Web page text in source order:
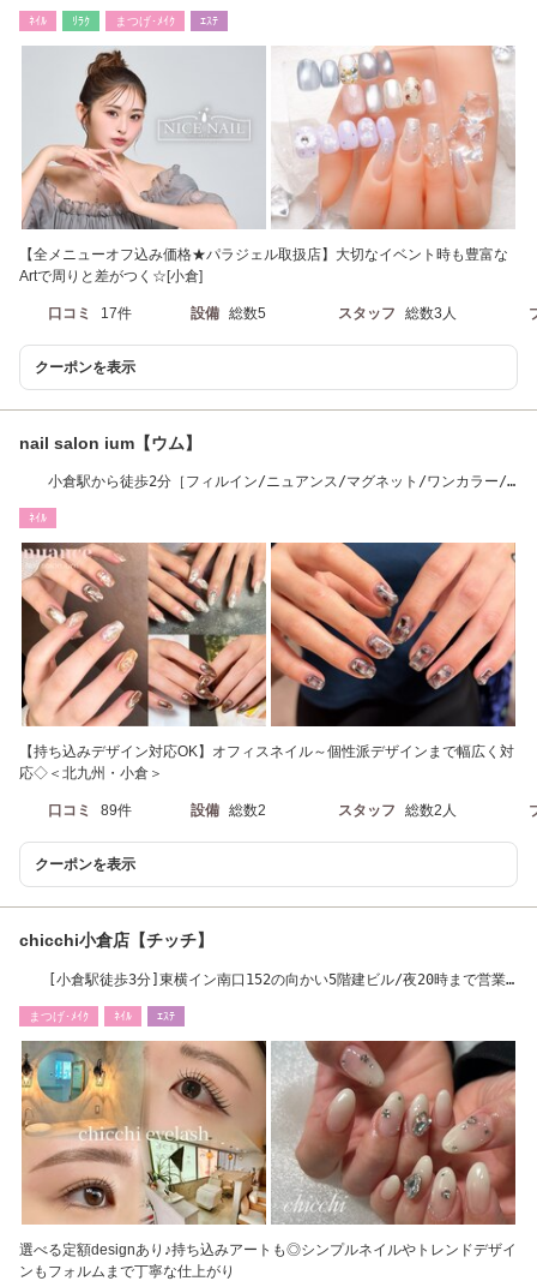
ﾈｲﾙ ﾘﾗｸ まつげ･ﾒｲｸ ｴｽﾃ
【全メニューオフ込み価格★パラジェル取扱店】大切なイベント時も豊富な
Artで周りと差がつく☆[小倉]
口コミ 17件 設備 総数5 スタッフ 総数3人
クーポンを表示
nail salon ium【ウム】
小倉駅から徒歩2分［フィルイン/ニュアンス/マグネット/ワンカラー/
ﾈｲﾙ
【持ち込みデザイン対応OK】オフィスネイル～個性派デザインまで幅広く対
応◇＜北九州・小倉＞
口コミ 89件 設備 総数2 スタッフ 総数2人
クーポンを表示
chicchi小倉店【チッチ】
[小倉駅徒歩3分]東横イン南口152の向かい5階建ビル/夜20時まで営業
まつげ･ﾒｲｸ ﾈｲﾙ ｴｽﾃ
選べる定額designあり♪持ち込みアートも◎シンプルネイルやトレンドデザイ
ンもフォルムまで丁寧な仕上がり